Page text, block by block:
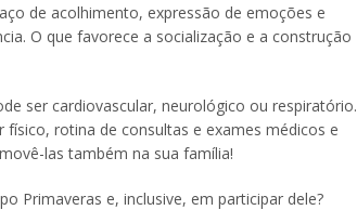
de acolhimento, expressão de emoções e
O que favorece a socialização e a construção
ser cardiovascular, neurológico ou respiratório.
rotina de consultas e exames médicos e
las também na sua família!
Primaveras e, inclusive, em participar dele?